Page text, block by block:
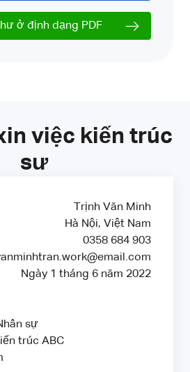
ở định dạng PDF
việc kiến trúc
sư
Trịnh Văn Minh
Hà Nội, Việt Nam
0358 684 903
Ngày 1 tháng 6 năm 2022
sự
trúc ABC